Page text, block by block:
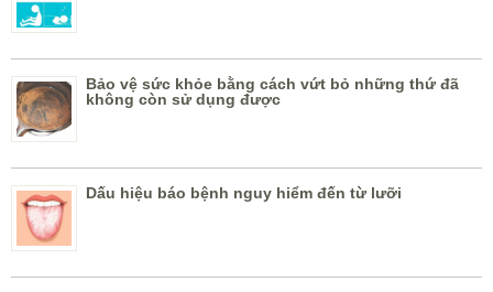
Bảo vệ sức khỏe bằng cách vứt bỏ những thứ đã
không còn sử dụng được
Dấu hiệu báo bệnh nguy hiểm đến từ lưỡi